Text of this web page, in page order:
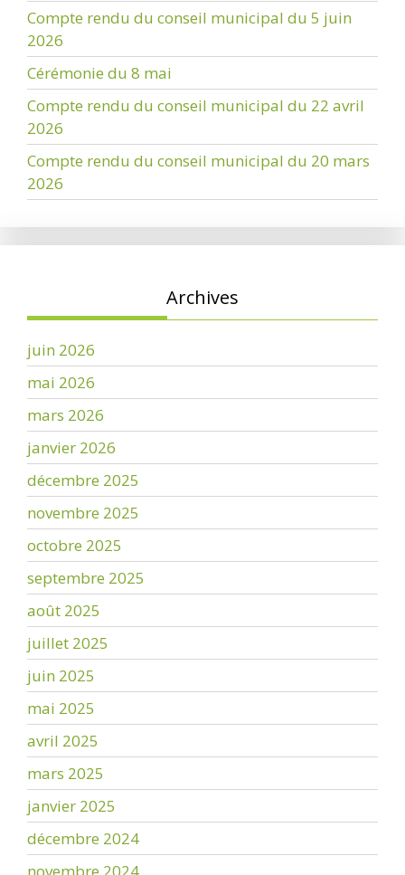
Compte rendu du conseil municipal du 5 juin
2026
Cérémonie du 8 mai
Compte rendu du conseil municipal du 22 avril
2026
Compte rendu du conseil municipal du 20 mars
2026
Archives
juin 2026
mai 2026
mars 2026
janvier 2026
décembre 2025
novembre 2025
octobre 2025
septembre 2025
août 2025
juillet 2025
juin 2025
mai 2025
avril 2025
mars 2025
janvier 2025
décembre 2024